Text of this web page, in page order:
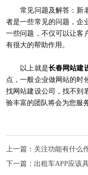
常见问题及解答：新老
者是一些常见的问题，企
一些问题，不仅可以让客
有很大的帮助作用。
以上就是长春网站建
点，一般企业做网站的时
找网站建设公司，找不
验丰富的团队将会为您
上一篇： 关注功能有什么
下一篇： 出租车APP应该